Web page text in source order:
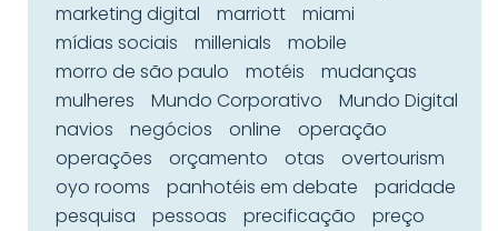
marketing digital
marriott
miami
mídias sociais
millenials
mobile
morro de são paulo
motéis
mudanças
mulheres
Mundo Corporativo
Mundo Digital
navios
negócios online
operação
operações
orçamento otas
overtourism
oyo rooms
panhotéis em debate
paridade
pesquisa
pessoas precificação
preço